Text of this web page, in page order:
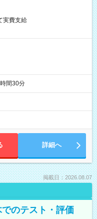
有）
実費支給
間30分
詳細へ
掲載日：2026.08.07
でのテスト・評価